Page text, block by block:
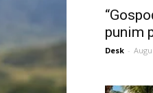
punim
Desk -